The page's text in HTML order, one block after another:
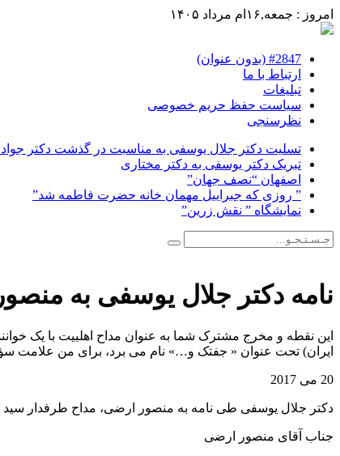
امروز : جمعه,۱۶ام مرداد ۱۴۰۵
#2847 (بدون عنوان)
ارتباط با ما
تبلیغات
سیاست حفظ حریم خصوصی
نظرسنجی
تسلیت دکتر جلال یوسفی به مناسبت در گذشت دکتر جواد
تبریک دکتر یوسفی به دکتر مختاری
اصفهان “نصف جهان”
” روزی که جبراییل مهمان خانه حضرت فاطمه شد”
نمایشگاه ” نقش زرین”
نامه دکتر جلال یوسفی به
این نقطه و مخرج مشترک شما به عنوان مداح اهلبیت با یک
ایران) تحت عنوان « جفتک و…» نام می برد، برای من علامت
20 می 2017
دکتر جلال یوسفی طی نامه به منصور ارضی، مداح طرفدار سید
جناب آقای منصور ارضی